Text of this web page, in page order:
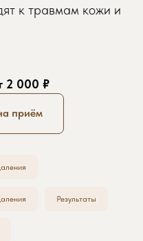
к травмам кожи и
2 000 ₽
приём
Результаты